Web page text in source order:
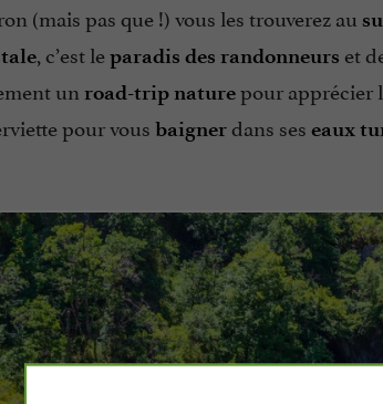
(mais pas que !) vous les trouverez au
, c’est leparadis des randonneurs et
un road-trip naturepour apprécier
pour vous baignerdans ses eaux